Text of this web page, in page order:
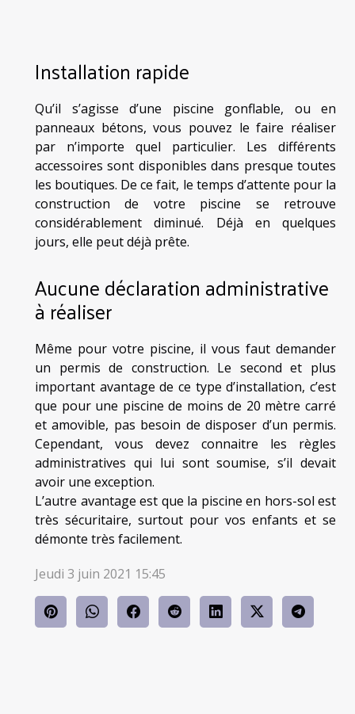
Installation rapide
Qu’il s’agisse d’une piscine gonflable, ou en
panneaux bétons, vous pouvez le faire réaliser
par n’importe quel particulier. Les différents
accessoires sont disponibles dans presque toutes
les boutiques. De ce fait, le temps d’attente pour la
construction de votre piscine se retrouve
considérablement diminué. Déjà en quelques
jours, elle peut déjà prête.
Aucune déclaration administrative
à réaliser
Même pour votre piscine, il vous faut demander
un permis de construction. Le second et plus
important avantage de ce type d’installation, c’est
que pour une piscine de moins de 20 mètre carré
et amovible, pas besoin de disposer d’un permis.
Cependant, vous devez connaitre les règles
administratives qui lui sont soumise, s’il devait
avoir une exception.
L’autre avantage est que la piscine en hors-sol est
très sécuritaire, surtout pour vos enfants et se
démonte très facilement.
Jeudi 3 juin 2021 15:45